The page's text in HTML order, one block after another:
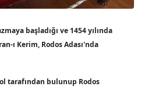
başladığı ve 1454 yılında
ı Kerim, Rodos Adası'nda
tarafından bulunup Rodos